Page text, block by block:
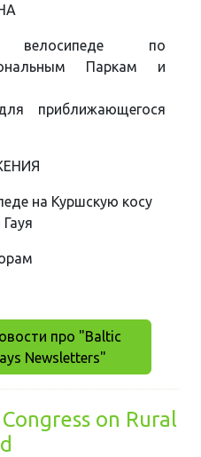
по
Паркам и
приближающегося
на Куршскую косу
про "Baltic
Newsletters"
on Rural